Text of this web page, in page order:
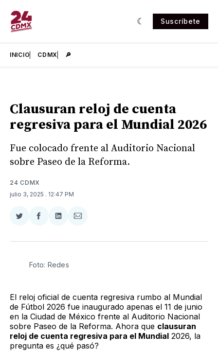
Suscríbete
INICIO CDMX 🔎
Clausuran reloj de cuenta
regresiva para el Mundial 2026
Fue colocado frente al Auditorio Nacional
sobre Paseo de la Reforma.
24 CDMX
julio 3, 2025 . 12:47 PM
Compartir
Twitter
Compartir
Facebook
Compartir
LinkedIn
Compartir
Email
Foto: Redes
El reloj oficial de cuenta regresiva rumbo al Mundial
de Fútbol 2026 fue inaugurado apenas el 11 de junio
en la Ciudad de México frente al Auditorio Nacional
sobre Paseo de la Reforma. Ahora que clausuran
reloj de cuenta regresiva para el Mundial 2026, la
pregunta es ¿qué pasó?